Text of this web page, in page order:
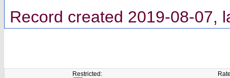
Record created 2019-08-07,
Restricted: